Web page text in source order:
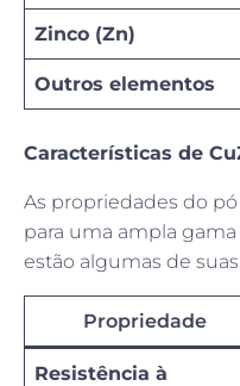
Zinco (Zn)
Outros elementos
Características de
As propriedades do
para uma ampla
estão algumas de
Propriedade
Resistência à